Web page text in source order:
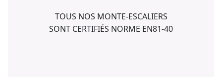
TOUS NOS MONTE-ESCALIERS
SONT CERTIFIÉS NORME EN81-40